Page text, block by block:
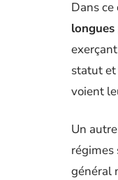
Dans
longues
statut et
voient
Un
régimes
général